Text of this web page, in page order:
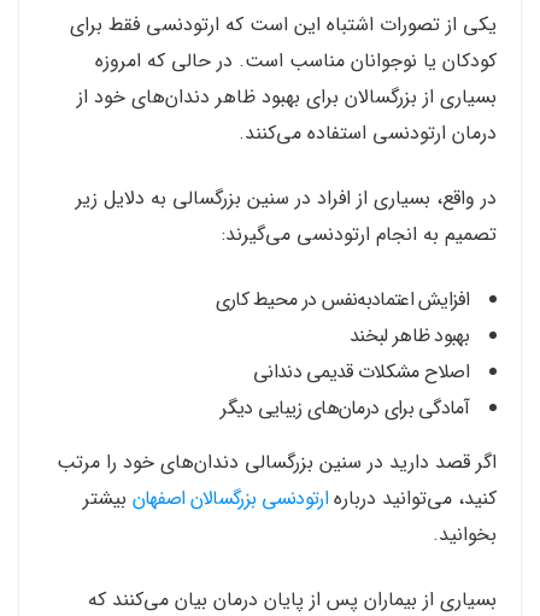
یکی از تصورات اشتباه این است که ارتودنسی فقط برای
کودکان یا نوجوانان مناسب است. در حالی که امروزه
بسیاری از بزرگسالان برای بهبود ظاهر دندان‌های خود از
درمان ارتودنسی استفاده می‌کنند.
در واقع، بسیاری از افراد در سنین بزرگسالی به دلایل زیر
تصمیم به انجام ارتودنسی می‌گیرند:
افزایش اعتمادبه‌نفس در محیط کاری
بهبود ظاهر لبخند
اصلاح مشکلات قدیمی دندانی
آمادگی برای درمان‌های زیبایی دیگر
اگر قصد دارید در سنین بزرگسالی دندان‌های خود را مرتب
کنید، می‌توانید دربارهارتودنسی بزرگسالان اصفهان بیشتر
بخوانید.
بسیاری از بیماران پس از پایان درمان بیان می‌کنند که